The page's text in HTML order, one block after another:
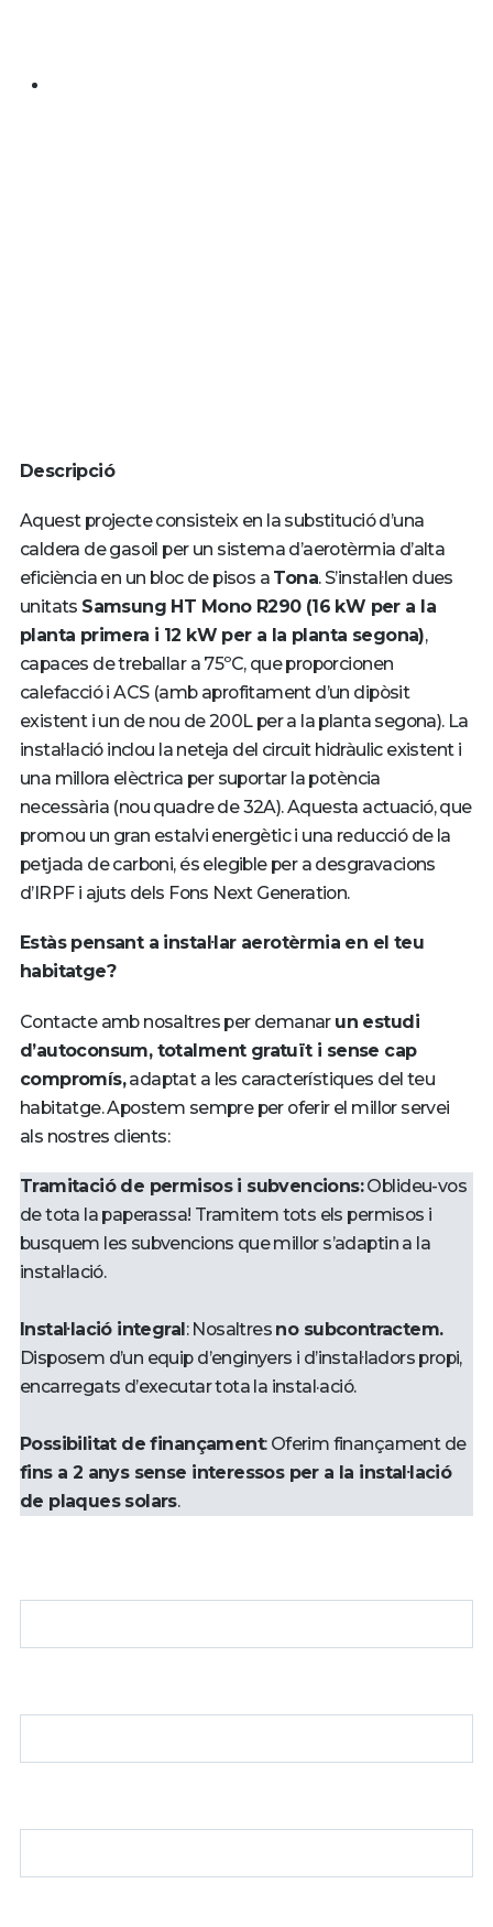
Descripció
Aquest projecte consisteix en la substitució d’una
caldera de gasoil per un sistema d’aerotèrmia d’alta
eficiència en un bloc de pisos a Tona. S’instal·len dues
unitats Samsung HT Mono R290 (16 kW per a la
planta primera i 12 kW per a la planta segona),
capaces de treballar a 75ºC, que proporcionen
calefacció i ACS (amb aprofitament d’un dipòsit
existent i un de nou de 200L per a la planta segona). La
instal·lació inclou la neteja del circuit hidràulic existent i
una millora elèctrica per suportar la potència
necessària (nou quadre de 32A). Aquesta actuació, que
promou un gran estalvi energètic i una reducció de la
petjada de carboni, és elegible per a desgravacions
d’IRPF i ajuts dels Fons Next Generation.
Estàs pensant a instal·lar aerotèrmia en el teu
habitatge?
Contacte amb nosaltres per demanar un estudi
d’autoconsum, totalment gratuït i sense cap
compromís,adaptat a les característiques del teu
habitatge. Apostem sempre per oferir el millor servei
als nostres clients:
Tramitació de permisos i subvencions:Oblideu-vos
de tota la paperassa! Tramitem tots els permisos i
busquem les subvencions que millor s’adaptin a la
instal·lació.
Instal·lació integral: Nosaltres no subcontractem.
Disposem d’un equip d’enginyers i d’instal·ladors propi,
encarregats d’executar tota la instal·ació.
Possibilitat de finançament: Oferim finançament de
fins a 2 anys sense interessos per a la instal·lació
de plaques solars.